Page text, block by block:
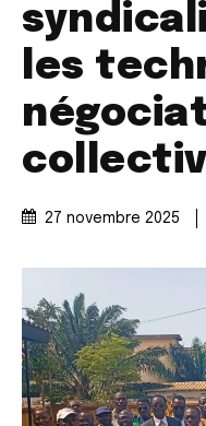
les
27 novembre 2025